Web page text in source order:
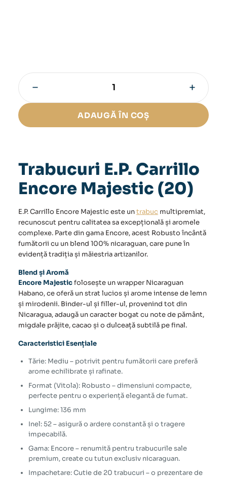
Trabucuri
Encore
− +
ADAUGĂ ÎN COȘ
Trabucuri E.P. Carrillo
Encore Majestic (20)
E.P. Carrillo Encore Majestic este untrabuc multipremiat,
recunoscut pentru calitatea sa excepțională și aromele
complexe. Parte din gama Encore, acest Robusto încântă
fumătorii cu un blend 100% nicaraguan, care pune în
evidență tradiția și măiestria artizanilor.
Blend și Aromă
Encore Majesticfolosește un wrapper Nicaraguan
Habano, ce oferă un strat lucios și arome intense de lemn
și mirodenii. Binder-ul și filler-ul, provenind tot din
Nicaragua, adaugă un caracter bogat cu note de pământ,
migdale prăjite, cacao și o dulceață subtilă pe final.
Caracteristici Esențiale
Tărie: Mediu – potrivit pentru fumătorii care preferă
arome echilibrate și rafinate.
Format (Vitola): Robusto – dimensiuni compacte,
perfecte pentru o experiență elegantă de fumat.
Lungime: 136 mm
Inel: 52 – asigură o ardere constantă și o tragere
impecabilă.
Gama: Encore – renumită pentru trabucurile sale
premium, create cu tutun exclusiv nicaraguan.
Impachetare: Cutie de 20 trabucuri – o prezentare de